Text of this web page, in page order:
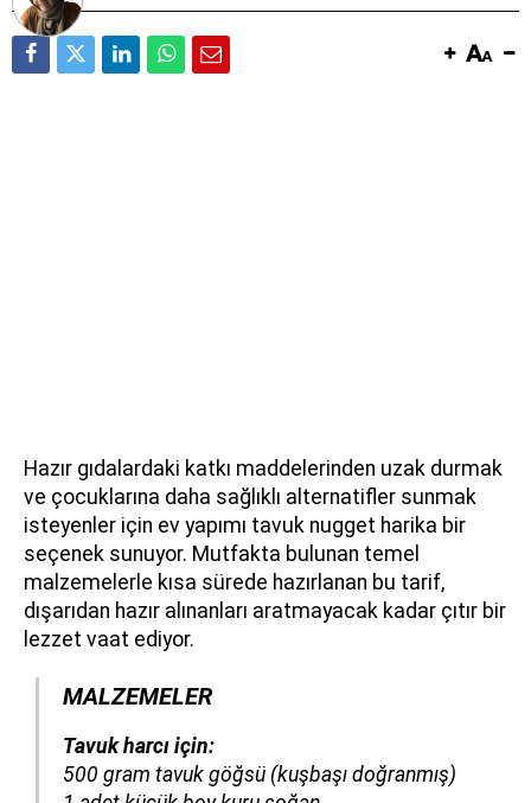
Hazır gıdalardaki katkı maddelerinden uzak durmak
ve çocuklarına daha sağlıklı alternatifler sunmak
isteyenler için ev yapımı tavuk nugget harika bir
seçenek sunuyor. Mutfakta bulunan temel
malzemelerle kısa sürede hazırlanan bu tarif,
dışarıdan hazır alınanları aratmayacak kadar çıtır bir
lezzet vaat ediyor.
MALZEMELER
Tavuk harcı için:
500 gram tavuk göğsü (kuşbaşı doğranmış)